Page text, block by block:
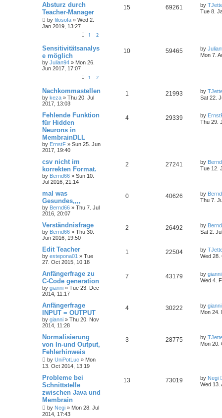
Absturz durch
Teacher-Manager
by filosofa » Wed 2.
Jan 2019, 13:27
1 2
15 69261 by
Tue 8.
Sensitivitätsanalys
e möglich
by Julian94 » Mon 26.
Jun 2017, 17:07
1 2
10 59465 by
Mon 7.
Nachkommastellen
by keza » Thu 20. Jul
2017, 13:03
1 21993 by
Sat 22.
Fehlende Funktion
für Hidden
Neurons in
MembrainDLL
by ErnstF » Sun 25. Jun
2017, 19:40
4 29339 by
Thu 29.
csv nicht im
korrekten Format.
by Bernd66 » Sun 10.
Jul 2016, 21:14
2 27241 by
Tue 12.
mal was
Gesundes,,,,
by Bernd66 » Thu 7. Jul
2016, 20:07
0 40626 by
Thu 7.
Verständnisfrage
by Bernd66 » Thu 30.
Jun 2016, 19:50
2 26492 by
Sat 2.
Edit Teacher
by estepona01 » Tue
27. Oct 2015, 10:18
1 22504 by
Wed 28.
Anfängerfrage zu
C-Code generation
by gianni » Tue 23. Dec
2014, 11:17
7 43179 by gianni
Wed 4.
Anfängerfrage
INPUT = OUTPUT
by gianni » Thu 20. Nov
2014, 11:28
4 30222 by gianni
Mon 24.
Normalisierung
von In-und Output,
Fehlerhinweis
by UniPotLuc » Mon
13. Oct 2014, 13:19
3 28775 by
Mon 20.
Probleme bei
Schnittstelle
zwischen Java und
Membrain
by Negi » Mon 28. Jul
2014, 17:43
13 73019 by Negi
Wed 13.